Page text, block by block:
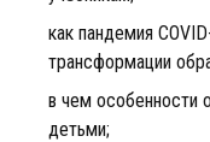
как пандемия
трансформации
в чем особенности
детьми;